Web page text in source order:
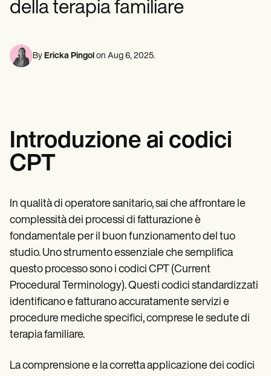
Professionisti della salute mentale
Assistenti sociali
Psicologi
Infermieri
Confronto
Guide alle app
Modelli
Superbill Template
Modello di nota SOAP
Modello di piano di trattamento
Informed Consent Form
Social Work Treatment Plans
Patient Visit Summary Template
Help Center
Demos
Webinars
Switch to Carepatron
Why Carepatron?
Insurance claims
Speech therapists
Life coaches
della terapia familiare
By Ericka Pingol on Aug 6, 2025.
Introduzione ai codici
CPT
In qualità di operatore sanitario, sai che affrontare le
complessità dei processi di fatturazione è
fondamentale per il buon funzionamento del tuo
studio. Uno strumento essenziale che semplifica
questo processo sono i codici CPT (Current
Procedural Terminology). Questi codici standardizzati
identificano e fatturano accuratamente servizi e
procedure mediche specifici, comprese le sedute di
terapia familiare.
La comprensione e la corretta applicazione dei codici